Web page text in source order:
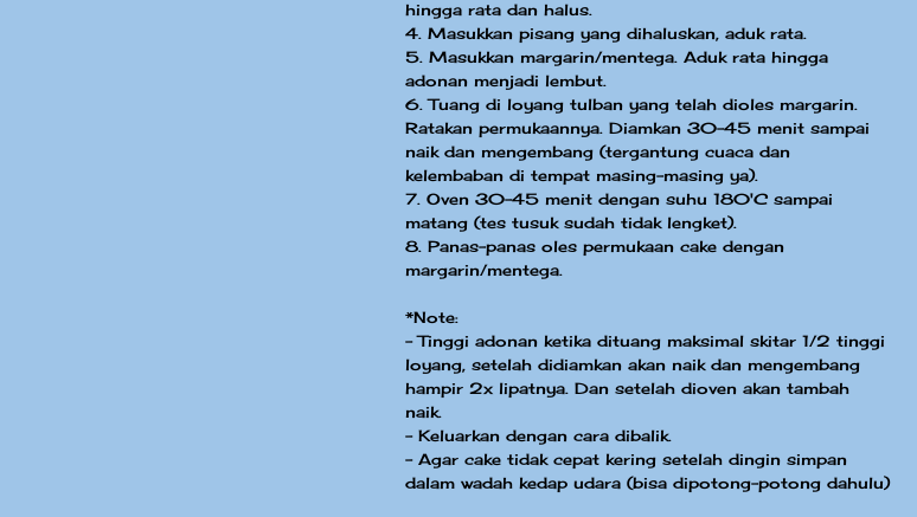
hingga rata dan halus.
4. Masukkan pisang yang dihaluskan, aduk rata.
5. Masukkan margarin/mentega. Aduk rata hingga
adonan menjadi lembut.
6. Tuang di loyang tulban yang telah dioles margarin.
Ratakan permukaannya. Diamkan 30-45 menit sampai
naik dan mengembang (tergantung cuaca dan
kelembaban di tempat masing-masing ya).
7. Oven 30-45 menit dengan suhu 180'C sampai
matang (tes tusuk sudah tidak lengket).
8. Panas-panas oles permukaan cake dengan
margarin/mentega.
*Note:
- Tinggi adonan ketika dituang maksimal skitar 1/2 tinggi
loyang, setelah didiamkan akan naik dan mengembang
hampir 2x lipatnya. Dan setelah dioven akan tambah
naik.
- Keluarkan dengan cara dibalik.
- Agar cake tidak cepat kering setelah dingin simpan
dalam wadah kedap udara (bisa dipotong-potong dahulu)